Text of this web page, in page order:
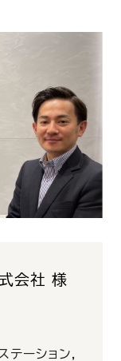
会社 様
テーション,